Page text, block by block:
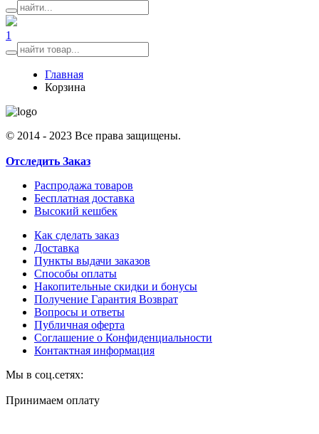
1
Главная
Корзина
© 2014 - 2023 Все права защищены.
Отследить Заказ
Распродажа товаров
Бесплатная доставка
Высокий кешбек
Как сделать заказ
Доставка
Пункты выдачи заказов
Способы оплаты
Накопительные скидки и бонусы
Получение Гарантия Возврат
Вопросы и ответы
Публичная оферта
Соглашение о Конфиденциальности
Контактная информация
Мы в соц.сетях:
Принимаем оплату